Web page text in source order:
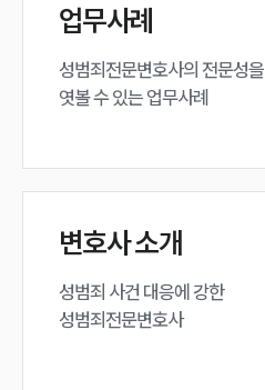
업무사례
성범죄전문변호사의 전문성을
엿볼 수 있는 업무사례
변호사 소개
성범죄 사건 대응에 강한
성범죄전문변호사